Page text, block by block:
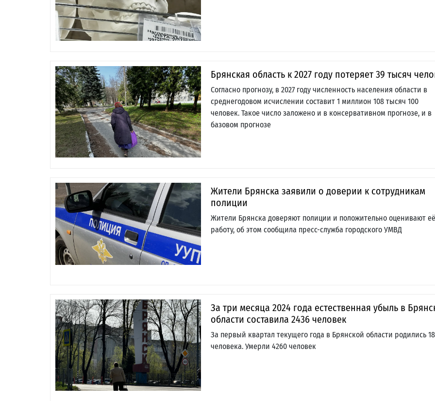
Брянская область к 2027 году потеряет 39 тысяч
Согласно прогнозу, в 2027 году численность населения области в
среднегодовом исчислении составит 1 миллион 108 тысяч 100
человек. Такое число заложено и в консервативном прогнозе, и в
базовом прогнозе
Жители Брянска заявили о доверии к сотрудникам
полиции
Жители Брянска доверяют полиции и положительно оценивают её
работу, об этом сообщила пресс-служба городского УМВД
За три месяца 2024 года естественная убыль в
области составила 2436 человек
За первый квартал текущего года в Брянской области родились
человека. Умерли 4260 человек